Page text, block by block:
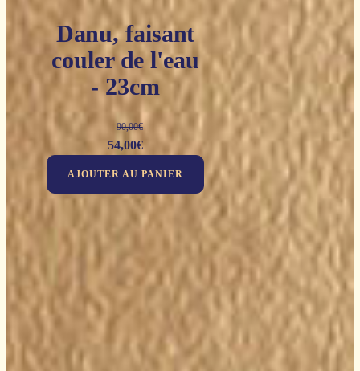
Danu, faisant
couler de l'eau
- 23cm
90,00€
Le
90,00€.
54,00€Le
est :
54,00€.
AJOUTER AU PANIER